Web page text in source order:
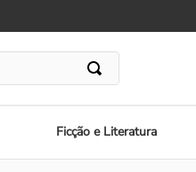
Ficção e Literatura